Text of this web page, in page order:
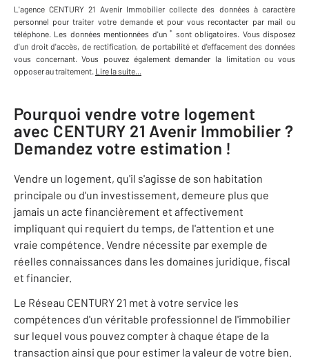
L'agence CENTURY 21 Avenir Immobilier collecte des données à caractère
personnel pour traiter votre demande et pour vous recontacter par mail ou
téléphone. Les données mentionnées d'un * sont obligatoires. Vous disposez
d'un droit d'accès, de rectification, de portabilité et d'effacement des données
vous concernant. Vous pouvez également demander la limitation ou vous
opposer au traitement. Lire la suite...
Pourquoi vendre votre logement
avec CENTURY 21 Avenir Immobilier ?
Demandez votre estimation !
Vendre un logement, qu'il s'agisse de son habitation
principale ou d'un investissement, demeure plus que
jamais un acte financièrement et affectivement
impliquant qui requiert du temps, de l'attention et une
vraie compétence. Vendre nécessite par exemple de
réelles connaissances dans les domaines juridique, fiscal
et financier.
Le Réseau CENTURY 21 met à votre service les
compétences d'un véritable professionnel de l'immobilier
sur lequel vous pouvez compter à chaque étape de la
transaction ainsi que pour estimer la valeur de votre bien.